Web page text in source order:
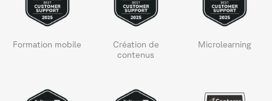
Formation mobile
Création de
contenus
Microlearning